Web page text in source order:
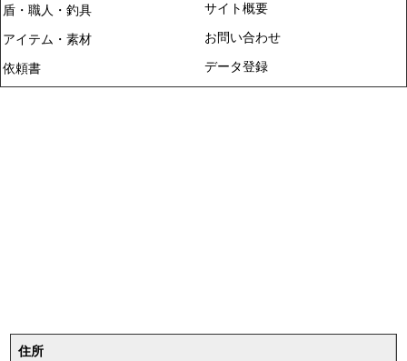
盾・職人・釣具
アイテム・素材
依頼書
サイト概要
お問い合わせ
データ登録
住所